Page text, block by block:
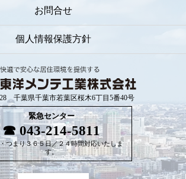
お問合せ
個人情報保護方針
千葉県千葉市若葉区桜木6丁目5番40号
緊急センター
043-214-5811
つまり３６５日／２４時間対応いたしま
す。